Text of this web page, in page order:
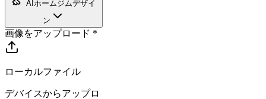
AIホームジムデザイ
ン
画像をアップロード *
ローカルファイル
デバイスからアップロ